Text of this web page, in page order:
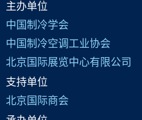
主办单位
中国制冷学会
中国制冷空调工业协会
北京国际展览中心有限公司
支持单位
北京国际商会